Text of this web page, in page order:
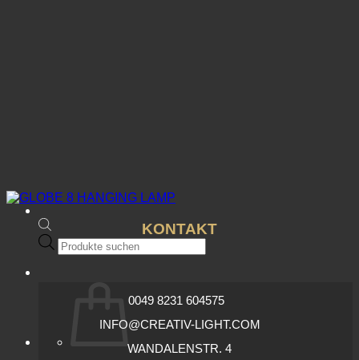
Products
search
KONTAKT
0049 8231 604575
INFO@CREATIV-LIGHT.COM
WANDALENSTR. 4